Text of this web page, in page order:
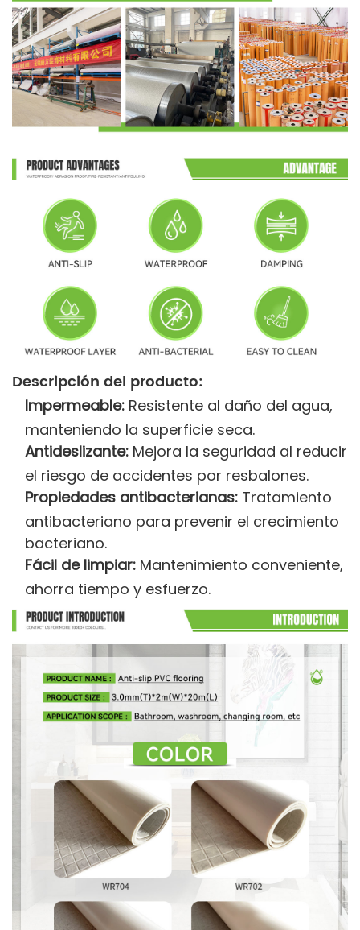
Descripción del producto:
Impermeable: Resistente al daño del agua,
manteniendo la superficie seca.
Antideslizante: Mejora la seguridad al reducir
el riesgo de accidentes por resbalones.
Propiedades antibacterianas: Tratamiento
antibacteriano para prevenir el crecimiento
bacteriano.
Fácil de limpiar: Mantenimiento conveniente,
ahorra tiempo y esfuerzo.